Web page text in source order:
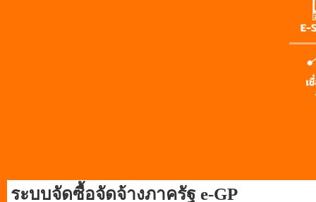
ระบบจัดซื้อจัดจ้างภาครัฐ e-GP